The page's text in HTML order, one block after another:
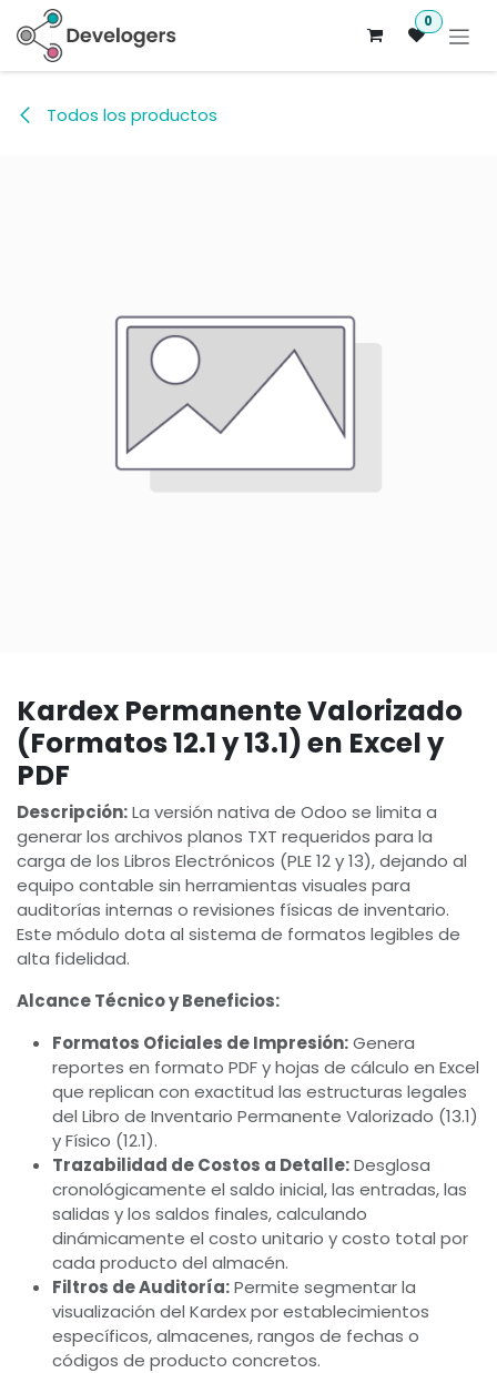
Ir al contenido 0
Todos los productos
Kardex Permanente Valorizado
(Formatos 12.1 y 13.1) en Excel y
PDF
Descripción:La versión nativa de Odoo se limita a
generar los archivos planos TXT requeridos para la
carga de los Libros Electrónicos (PLE 12 y 13), dejando al
equipo contable sin herramientas visuales para
auditorías internas o revisiones físicas de inventario.
Este módulo dota al sistema de formatos legibles de
alta fidelidad.
Alcance Técnico y Beneficios:
Formatos Oficiales de Impresión:Genera
reportes en formato PDF y hojas de cálculo en Excel
que replican con exactitud las estructuras legales
del Libro de Inventario Permanente Valorizado (13.1)
y Físico (12.1).
Trazabilidad de Costos a Detalle:Desglosa
cronológicamente el saldo inicial, las entradas, las
salidas y los saldos finales, calculando
dinámicamente el costo unitario y costo total por
cada producto del almacén.
Filtros de Auditoría:Permite segmentar la
visualización del Kardex por establecimientos
específicos, almacenes, rangos de fechas o
códigos de producto concretos.